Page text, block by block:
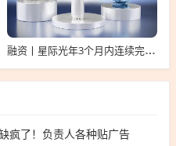
融资丨星际光年3个月内连续完成2轮融资，累计融资亿元
疯了！负责人各种贴广告